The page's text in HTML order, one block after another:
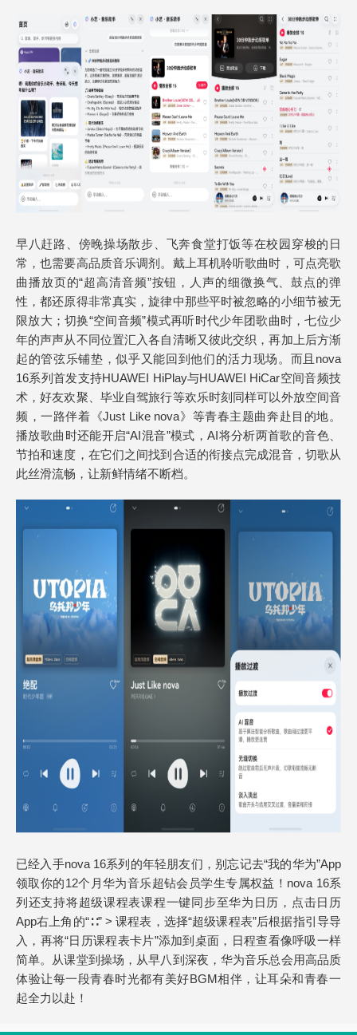
早八赶路、傍晚操场散步、飞奔食堂打饭等在校园穿梭的日
常，也需要高品质音乐调剂。戴上耳机聆听歌曲时，可点亮歌
曲播放页的“超高清音频”按钮，人声的细微换气、鼓点的弹
性，都还原得非常真实，旋律中那些平时被忽略的小细节被无
限放大；切换“空间音频”模式再听时代少年团歌曲时，七位少
年的声声从不同位置汇入各自清晰又彼此交织，再加上后方渐
起的管弦乐铺垫，似乎又能回到他们的活力现场。而且nova
16系列首发支持HUAWEI HiPlay与HUAWEI HiCar空间音频技
术，好友欢聚、毕业自驾旅行等欢乐时刻同样可以外放空间音
频，一路伴着《Just Like nova》等青春主题曲奔赴目的地。
播放歌曲时还能开启“AI混音”模式，AI将分析两首歌的音色、
节拍和速度，在它们之间找到合适的衔接点完成混音，切歌从
此丝滑流畅，让新鲜情绪不断档。
已经入手nova 16系列的年轻朋友们，别忘记去“我的华为”App
领取你的12个月华为音乐超钻会员学生专属权益！nova 16系
列还支持将超级课程表课程一键同步至华为日历，点击日历
App右上角的“∷” > 课程表，选择“超级课程表”后根据指引导导
入，再将“日历课程表卡片”添加到桌面，日程查看像呼吸一样
简单。从课堂到操场，从早八到深夜，华为音乐总会用高品质
体验让每一段青春时光都有美好BGM相伴，让耳朵和青春一
起全力以赴！